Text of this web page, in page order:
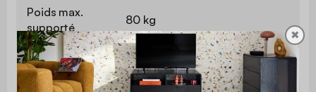
Poids max.
supporté
80 kg
Utilisation Intérieur
✖